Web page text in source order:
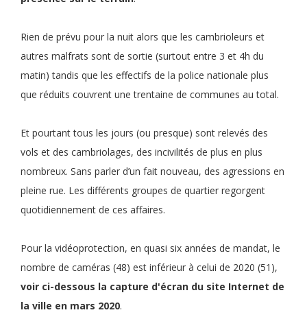
Rien de prévu pour la nuit alors que les cambrioleurs et
autres malfrats sont de sortie (surtout entre 3 et 4h du
matin) tandis que les effectifs de la police nationale plus
que réduits couvrent une trentaine de communes au total.
Et pourtant tous les jours (ou presque) sont relevés des
vols et des cambriolages, des incivilités de plus en plus
nombreux. Sans parler d’un fait nouveau, des agressions en
pleine rue. Les différents groupes de quartier regorgent
quotidiennement de ces affaires.
Pour la vidéoprotection, en quasi six années de mandat, le
nombre de caméras (48) est inférieur à celui de 2020 (51),
voir ci-dessous la capture d'écran du site Internet de
la ville en mars 2020.